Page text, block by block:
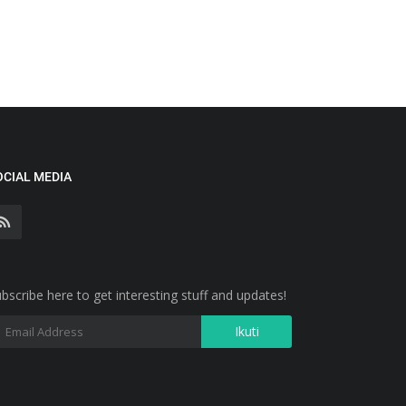
MEDIA
here to get interesting stuff and updates!